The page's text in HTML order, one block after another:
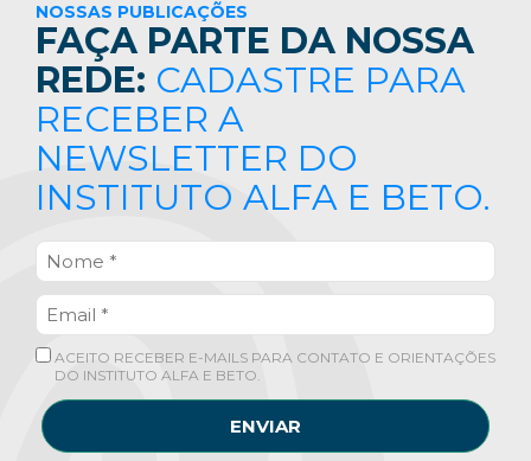
NOSSAS PUBLICAÇÕES
FAÇA PARTE DA NOSSA
REDE: CADASTRE PARA
RECEBER A
NEWSLETTER DO
INSTITUTO ALFA E BETO.
ACEITO RECEBER E-MAILS PARA CONTATO E ORIENTAÇÕES
DO INSTITUTO ALFA E BETO.
ENVIAR